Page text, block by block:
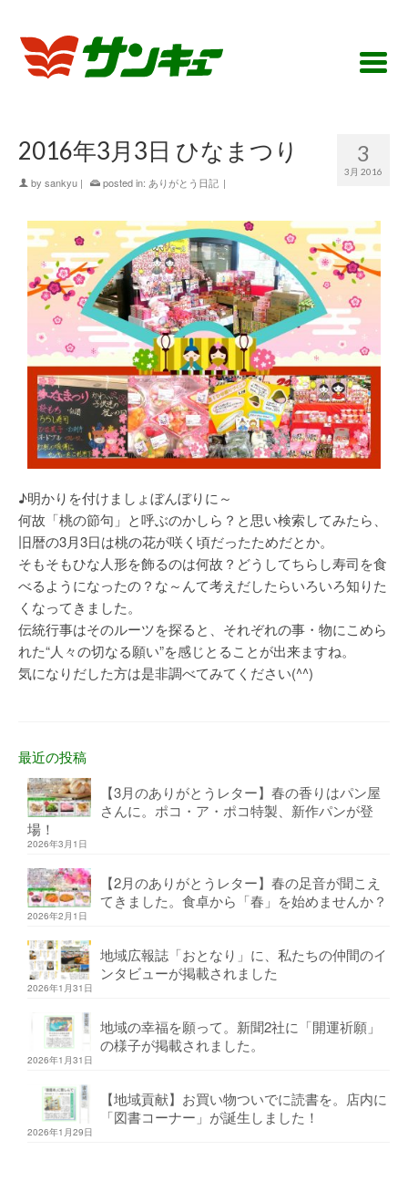
3
3月 2016
2016年3月3日 ひなまつり
by sankyu | posted in: ありがとう日記 |
♪明かりを付けましょぼんぼりに～
何故「桃の節句」と呼ぶのかしら？と思い検索してみたら、
旧暦の3月3日は桃の花が咲く頃だったためだとか。
そもそもひな人形を飾るのは何故？どうしてちらし寿司を食
べるようになったの？な～んて考えだしたらいろいろ知りた
くなってきました。
伝統行事はそのルーツを探ると、それぞれの事・物にこめら
れた“人々の切なる願い”を感じとることが出来ますね。
気になりだした方は是非調べてみてください(^^)
最近の投稿
【3月のありがとうレター】春の香りはパン屋
さんに。ポコ・ア・ポコ特製、新作パンが登
場！
2026年3月1日
【2月のありがとうレター】春の足音が聞こえ
てきました。食卓から「春」を始めませんか？
2026年2月1日
地域広報誌「おとなり」に、私たちの仲間のイ
ンタビューが掲載されました
2026年1月31日
地域の幸福を願って。新聞2社に「開運祈願」
の様子が掲載されました。
2026年1月31日
【地域貢献】お買い物ついでに読書を。店内に
「図書コーナー」が誕生しました！
2026年1月29日